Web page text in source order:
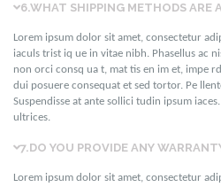
6.WHAT SHIPPING METHODS ARE
Lorem ipsum dolor sit amet, consectetur
iaculs trist iq ue in vitae nibh. Phasellus ac
non orci consq ua t, mat tis en im et, impe
dui posuere consequat et sed tortor. Pe
Suspendisse at ante sollici tudin ipsum
ultrices.
7.DO YOU PROVIDE ANY
Lorem ipsum dolor sit amet, consectetur